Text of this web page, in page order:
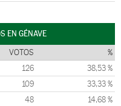
EN GÉNAVE
VOTOS %
126 38,53 %
109 33,33 %
48 14,68 %